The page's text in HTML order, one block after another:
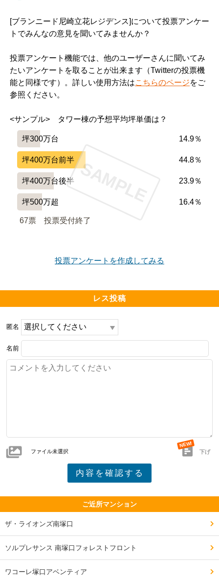
[ブランニード尼崎立花レジデンス]について投票アンケー
トでみんなの意見を聞いてみませんか？
投票アンケート機能では、他のユーザーさんに聞いてみ
たいアンケートを取ることが出来ます（Twitterの投票機
能と同様です）。詳しい使用方法はこちらのページをご
参照ください。
<サンプル>　タワー棟の予想平均坪単価は？
坪300万台 14.9％
坪400万台前半 44.8％
坪400万台後半 23.9％
坪500万超 16.4％
67票 投票受付終了
SAMPLE
投票アンケートを作成してみる
レス投稿
匿名
名前
ファイル未選択 下げ
ご近所マンション
ザ・ライオンズ南塚口
ソルプレサンス 南塚口フォレストフロント
ワコーレ塚口アベンティア